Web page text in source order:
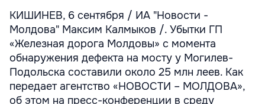
КИШИНЕВ, 6 сентября / ИА "Новости -
Молдова" Максим Калмыков /. Убытки ГП
«Железная дорога Молдовы» с момента
обнаружения дефекта на мосту у Могилев-
Подольска составили около 25 млн леев. Как
передает агентство «НОВОСТИ – МОЛДОВА»,
об этом на пресс-конференции в среду